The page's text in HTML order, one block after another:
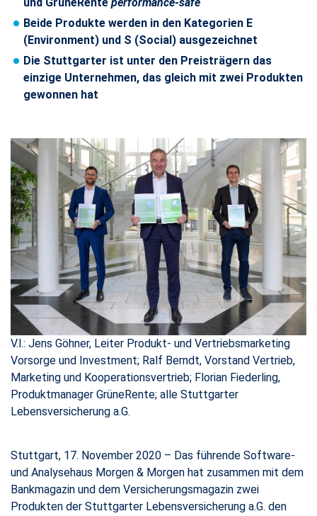
Beide Produkte werden in den Kategorien E
(Environment) und S (Social) ausgezeichnet
Die Stuttgarter ist unter den Preisträgern das
einzige Unternehmen, das gleich mit zwei Produkten
gewonnen hat​​​​​​​
V.l.: Jens Göhner, Leiter Produkt- und Vertriebsmarketing
Vorsorge und Investment; Ralf Berndt, Vorstand Vertrieb,
Marketing und Kooperationsvertrieb; Florian Fiederling,
Produktmanager GrüneRente; alle Stuttgarter
Lebensversicherung a.G.
​​​​​​​Stuttgart, 17. November 2020 – Das führende Software-
und Analysehaus Morgen & Morgen hat zusammen mit dem
Bankmagazin und dem Versicherungsmagazin zwei
Produkten der Stuttgarter Lebensversicherung a.G. den